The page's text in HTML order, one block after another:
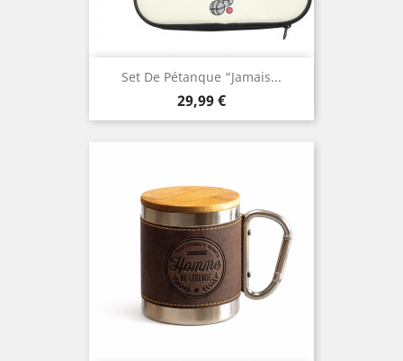
Set De Pétanque “Jamais...
Prix
29,99 €